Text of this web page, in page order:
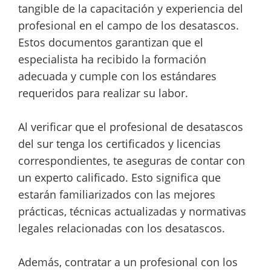
tangible de la capacitación y experiencia del
profesional en el campo de los desatascos.
Estos documentos garantizan que el
especialista ha recibido la formación
adecuada y cumple con los estándares
requeridos para realizar su labor.
Al verificar que el profesional de desatascos
del sur tenga los certificados y licencias
correspondientes, te aseguras de contar con
un experto calificado. Esto significa que
estarán familiarizados con las mejores
prácticas, técnicas actualizadas y normativas
legales relacionadas con los desatascos.
Además, contratar a un profesional con los